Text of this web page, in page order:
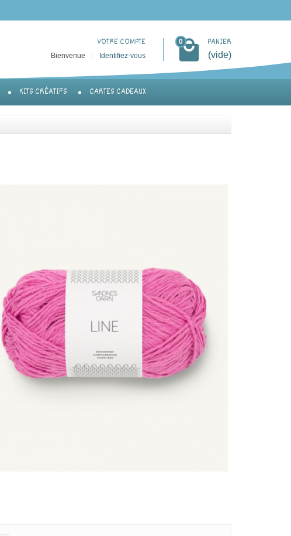
PANIER
(vide)
0
VOTRE COMPTE
Bienvenue Identifiez-vous
KITS CRÉATIFS CARTES CADEAUX